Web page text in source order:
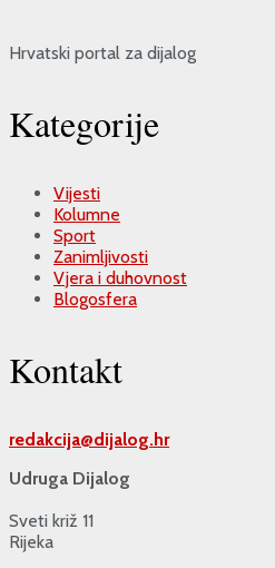
Hrvatski portal za dijalog
Kategorije
Vijesti
Kolumne
Sport
Zanimljivosti
Vjera i duhovnost
Blogosfera
Kontakt
redakcija@dijalog.hr
Udruga Dijalog
Sveti križ 11
Rijeka